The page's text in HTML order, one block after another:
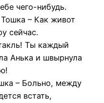
чего-нибудь.
– Как живот
сейчас.
Ты каждый
Анька и швырнула
– Больно, между
встать,